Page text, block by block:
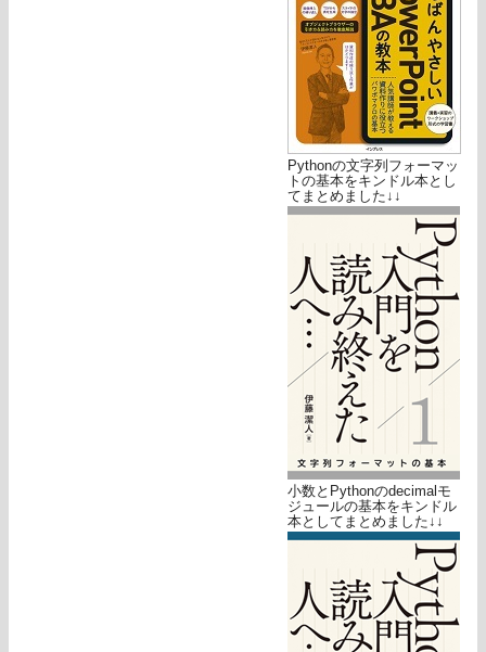
Pythonの文字列フォーマッ
トの基本をキンドル本とし
てまとめました↓↓
小数とPythonのdecimalモ
ジュールの基本をキンドル
本としてまとめました↓↓